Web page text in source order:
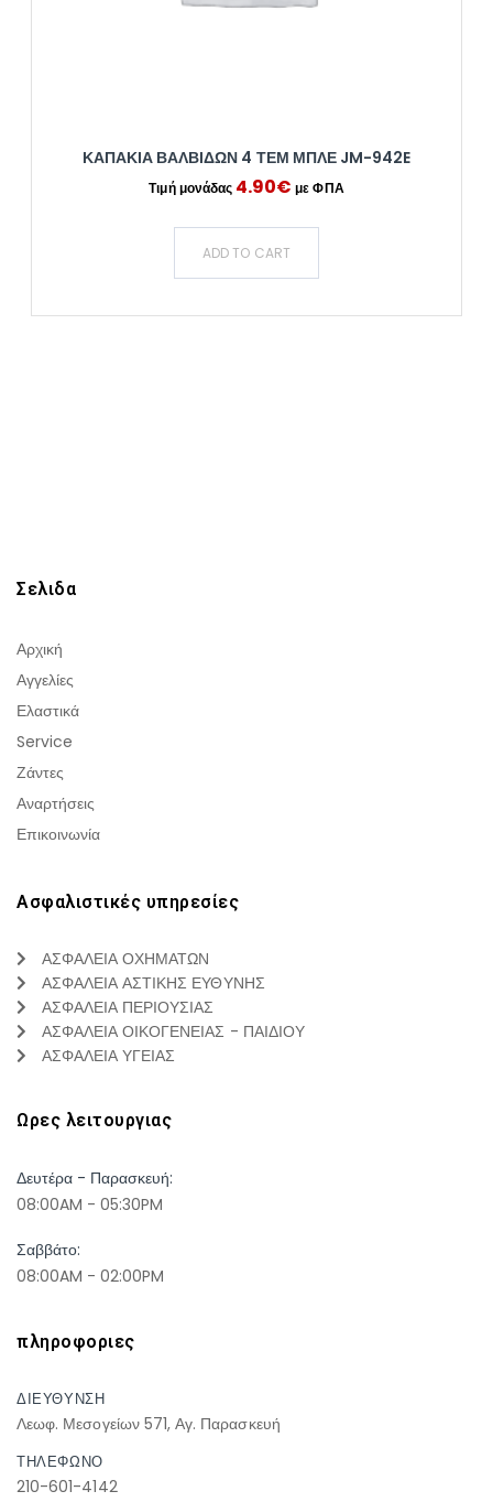
ΚΑΠΑΚΙΑ ΒΑΛΒΙΔΩΝ 4 ΤΕΜ ΜΠΛΕ JM-942E
4.90€
ADD TO CART
Σελιδα
Αρχική
Αγγελίες
Ελαστικά
Service
Ζάντες
Αναρτήσεις
Επικοινωνία
Ασφαλιστικές υπηρεσίες
ΑΣΦΑΛΕΙΑ ΟΧΗΜΑΤΩΝ
ΑΣΦΑΛΕΙΑ ΑΣΤΙΚΗΣ ΕΥΘΥΝΗΣ
ΑΣΦΑΛΕΙΑ ΠΕΡΙΟΥΣΙΑΣ
ΑΣΦΑΛΕΙΑ ΟΙΚΟΓΕΝΕΙΑΣ - ΠΑΙΔΙΟΥ
ΑΣΦΑΛΕΙΑ ΥΓΕΙΑΣ
Ωρες λειτουργιας
Δευτέρα - Παρασκευή:
08:00AM - 05:30PM
Σαββάτο:
08:00AM - 02:00PM
πληροφοριες
ΔΙΕΥΘΥΝΣΗ
Λεωφ. Μεσογείων 571, Αγ. Παρασκευή
ΤΗΛΕΦΩΝΟ
210-601-4142